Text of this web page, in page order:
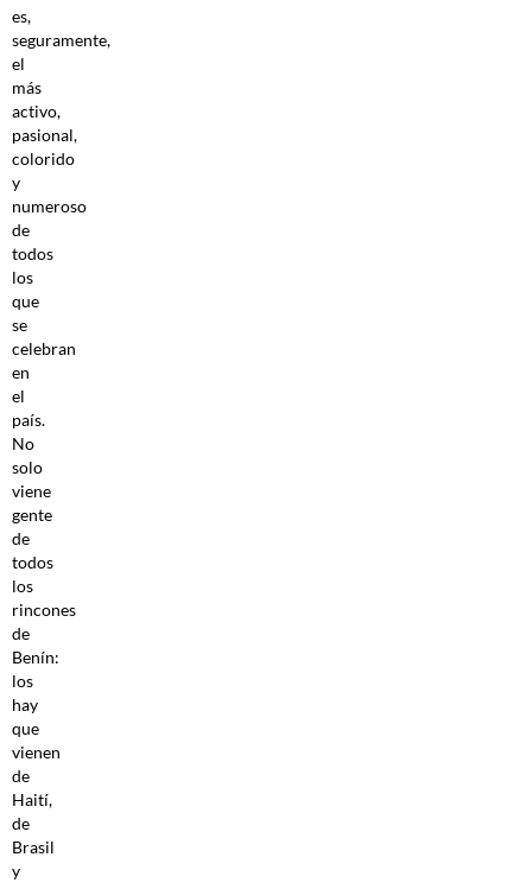
es,
seguramente,
el
más
activo,
pasional,
colorido
y
numeroso
de
todos
los
que
se
celebran
en
el
país.
No
solo
viene
gente
de
todos
los
rincones
de
Benín:
los
hay
que
vienen
de
Haití,
de
Brasil
y